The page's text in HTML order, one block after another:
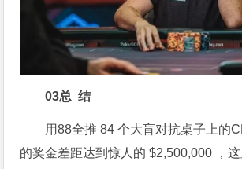
03总 结
用88全推 84 个大盲对抗桌子上的
的奖金差距达到惊人的 $2,500,000 ，